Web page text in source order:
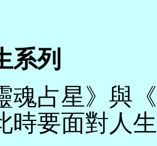
系列
魂占星》與
時要面對人